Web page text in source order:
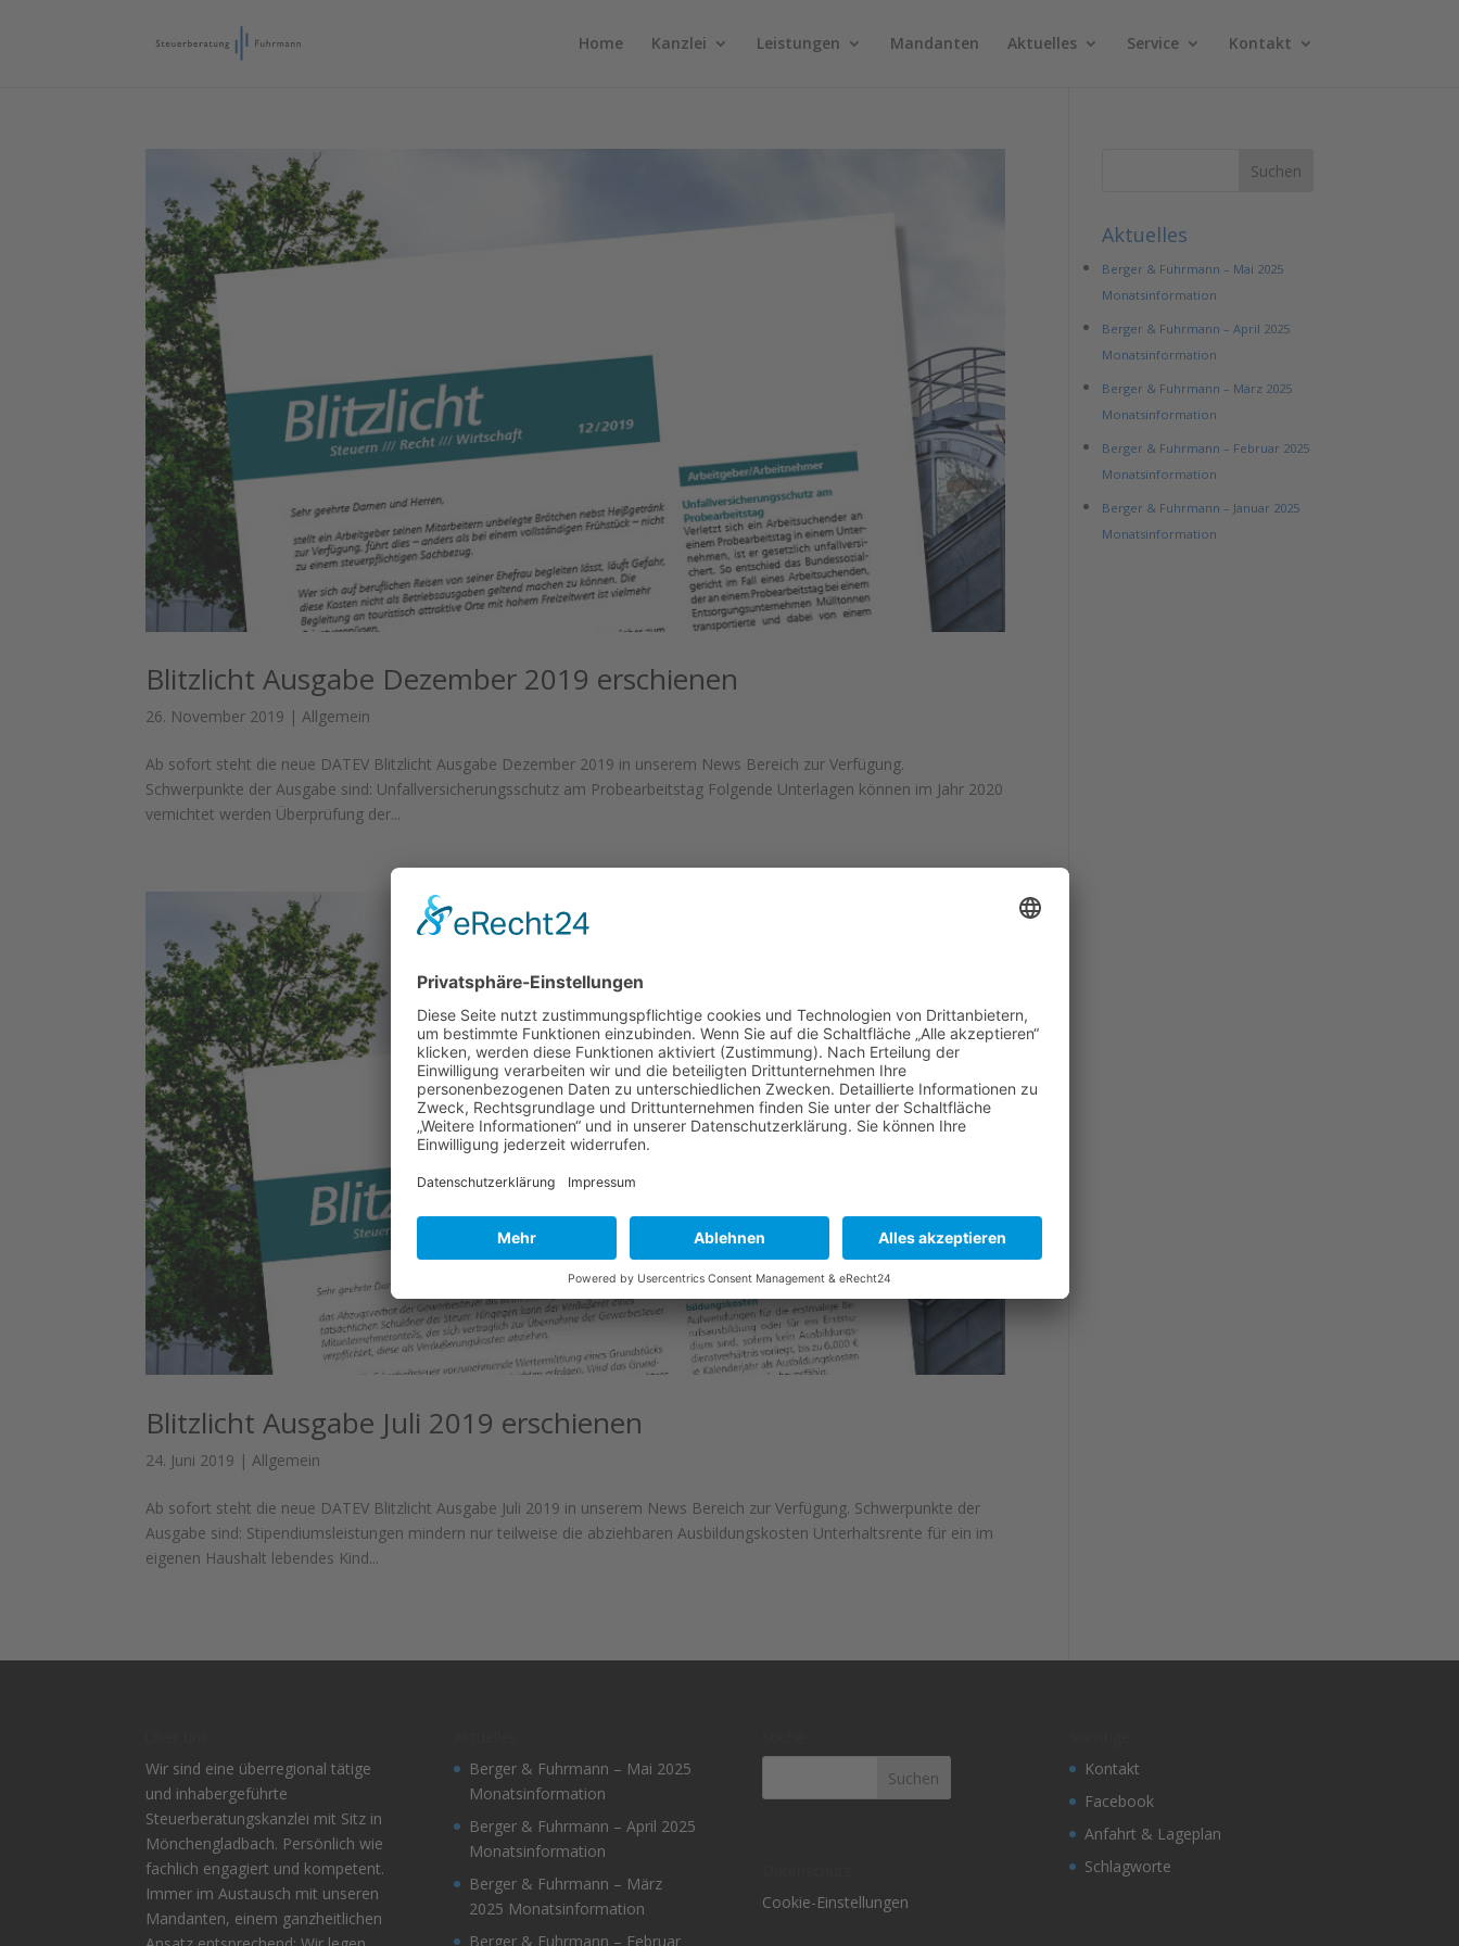
Home Kanzlei Leistungen Mandanten Aktuelles Service Kontakt
Blitzlicht Ausgabe Dezember 2019 erschienen
26. November 2019 |Allgemein
Ab sofort steht die neue DATEV Blitzlicht Ausgabe Dezember 2019 in unserem News Bereich zur Verfügung.
Schwerpunkte der Ausgabe sind: Unfallversicherungsschutz am Probearbeitstag Folgende Unterlagen können im Jahr 2020
vernichtet werden Überprüfung der...
Blitzlicht Ausgabe Juli 2019 erschienen
24. Juni 2019 |Allgemein
Ab sofort steht die neue DATEV Blitzlicht Ausgabe Juli 2019 in unserem News Bereich zur Verfügung. Schwerpunkte der
Ausgabe sind: Stipendiumsleistungen mindern nur teilweise die abziehbaren Ausbildungskosten Unterhaltsrente für ein im
eigenen Haushalt lebendes Kind...
Aktuelles
Berger & Fuhrmann – Mai 2025
Monatsinformation
Berger & Fuhrmann – April 2025
Monatsinformation
Berger & Fuhrmann – März 2025
Monatsinformation
Berger & Fuhrmann – Februar 2025
Monatsinformation
Berger & Fuhrmann – Januar 2025
Monatsinformation
Wir sind eine überregional tätige
und inhabergeführte
Steuerberatungskanzlei mit Sitz in
Mönchengladbach. Persönlich wie
fachlich engagiert und kompetent.
Immer im Austausch mit unseren
Mandanten, einem ganzheitlichen
Berger & Fuhrmann – Mai 2025
Monatsinformation
Berger & Fuhrmann – April 2025
Monatsinformation
Berger & Fuhrmann – März
2025 Monatsinformation
Berger & Fuhrmann – Februar
Cookie-Einstellungen
Kontakt
Facebook
Anfahrt & Lageplan
Schlagworte